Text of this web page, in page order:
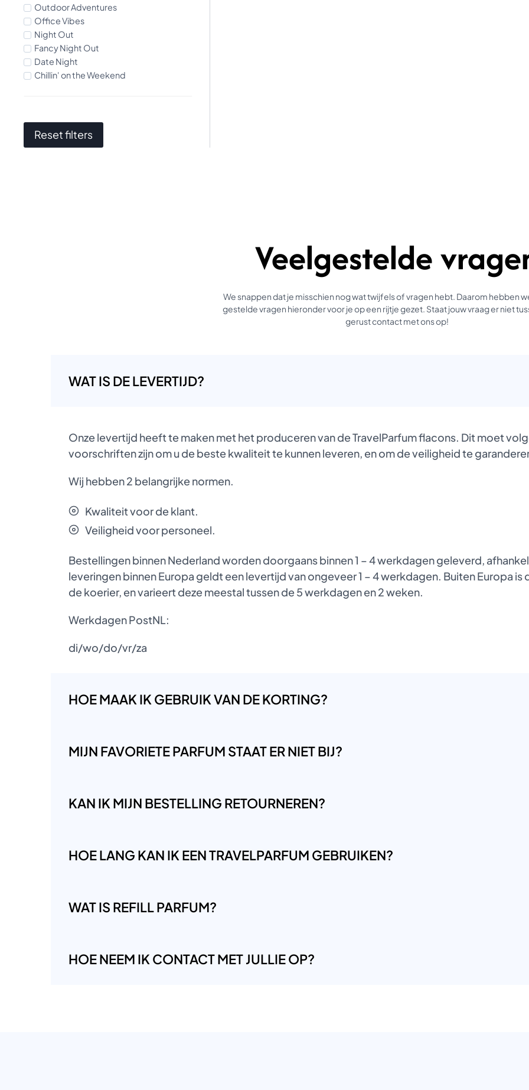
Outdoor Adventures
Office Vibes
Night Out
Fancy Night Out
Date Night
Chillin' on the Weekend
Reset filters
Veelgestelde
We snappen dat je misschien nog wat twijfels of vragen hebt. Daarom hebben
gestelde vragen hieronder voor je op een rijtje gezet. Staat jouw vraag er niet
gerust contact met ons op!
WAT IS DE LEVERTIJD?
Onze levertijd heeft te maken met het produceren van de TravelParfum flacons. Dit moet
voorschriften zijn om u de beste kwaliteit te kunnen leveren, en om de veiligheid te
Wij hebben 2 belangrijke normen.
Kwaliteit voor de klant.
Veiligheid voor personeel.
Bestellingen binnen Nederland worden doorgaans binnen 1 – 4 werkdagen geleverd,
leveringen binnen Europa geldt een levertijd van ongeveer 1 – 4 werkdagen. Buiten Europa is
de koerier, en varieert deze meestal tussen de 5 werkdagen en 2 weken.
Werkdagen PostNL:
di/wo/do/vr/za
HOE MAAK IK GEBRUIK VAN DE KORTING?
MIJN FAVORIETE PARFUM STAAT ER NIET BIJ?
KAN IK MIJN BESTELLING RETOURNEREN?
HOE LANG KAN IK EEN TRAVELPARFUM GEBRUIKEN?
WAT IS REFILL PARFUM?
HOE NEEM IK CONTACT MET JULLIE OP?